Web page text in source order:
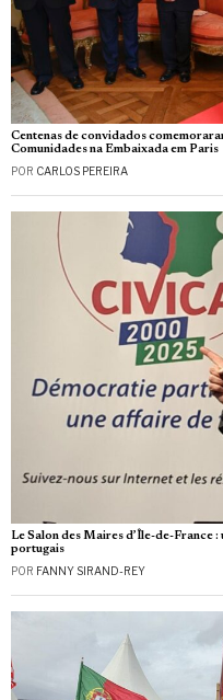
Centenas de convidados
Comunidades na Embaixada em Paris
POR CARLOS PEREIRA
Le Salon des Maires d’Île-de-France
portugais
POR FANNY SIRAND-REY